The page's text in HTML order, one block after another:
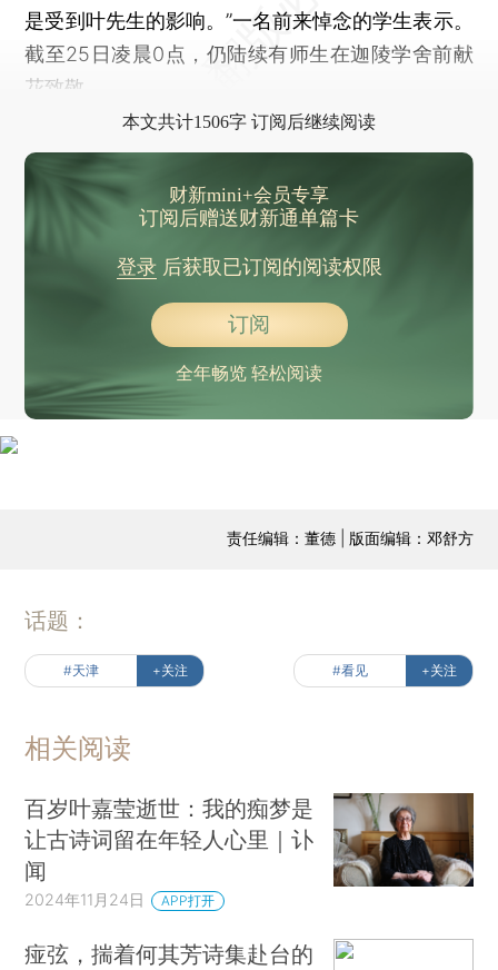
是受到叶先生的影响。”一名前来悼念的学生表示。
截至25日凌晨0点，仍陆续有师生在迦陵学舍前献
花致敬。
本文共计1506字 订阅后继续阅读
财新mini+会员专享
订阅后赠送财新通单篇卡
登录后获取已订阅的阅读权限
订阅
全年畅览 轻松阅读
责任编辑：董德 | 版面编辑：邓舒方
话题：
#天津 +关注 #看见 +关注
相关阅读
百岁叶嘉莹逝世：我的痴梦是
让古诗词留在年轻人心里｜讣
闻
2024年11月24日 APP打开
痖弦，揣着何其芳诗集赴台的